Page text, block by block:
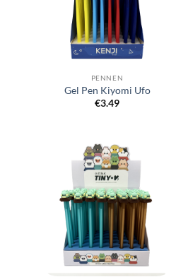
PENNEN
Gel Pen Kiyomi Ufo
€3.49